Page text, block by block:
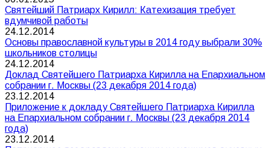
Святейший Патриарх Кирилл: Катехизация требует
вдумчивой работы
24.12.2014
Основы православной культуры в 2014 году выбрали 30%
школьников столицы
24.12.2014
Доклад Святейшего Патриарха Кирилла на Епархиальном
собрании г. Москвы (23 декабря 2014 года)
23.12.2014
Приложение к докладу Святейшего Патриарха Кирилла
на Епархиальном собрании г. Москвы (23 декабря 2014
года)
23.12.2014